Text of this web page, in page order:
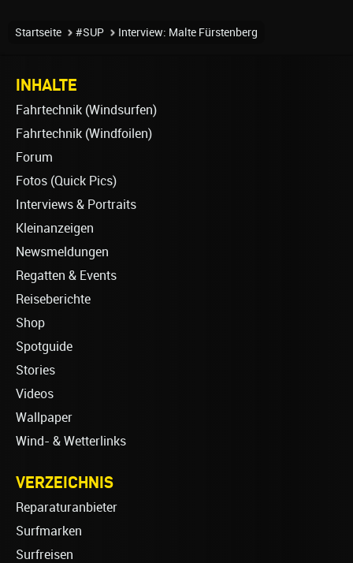
Startseite #SUP Interview: Malte Fürstenberg
INHALTE
Fahrtechnik (Windsurfen)
Fahrtechnik (Windfoilen)
Forum
Fotos (Quick Pics)
Interviews & Portraits
Kleinanzeigen
Newsmeldungen
Regatten & Events
Reiseberichte
Shop
Spotguide
Stories
Videos
Wallpaper
Wind- & Wetterlinks
VERZEICHNIS
Reparaturanbieter
Surfmarken
Surfreisen